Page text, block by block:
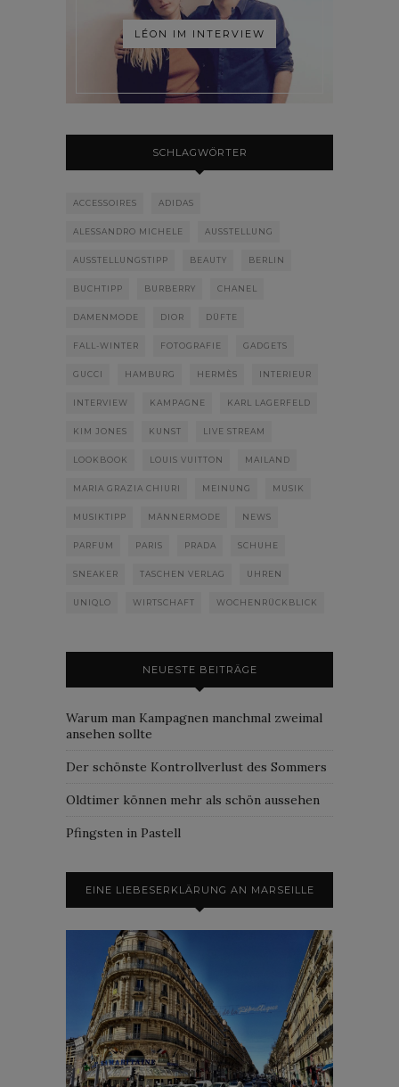
LÉON IM INTERVIEW
SCHLAGWÖRTER
ACCESSOIRES ADIDAS
ALESSANDRO MICHELE AUSSTELLUNG
AUSSTELLUNGSTIPP BEAUTY BERLIN
BUCHTIPP BURBERRY CHANEL
DAMENMODE DIOR DÜFTE
FALL-WINTER FOTOGRAFIE GADGETS
GUCCI HAMBURG HERMÈS INTERIEUR
INTERVIEW KAMPAGNE KARL LAGERFELD
KIM JONES KUNST LIVE STREAM
LOOKBOOK LOUIS VUITTON MAILAND
MARIA GRAZIA CHIURI MEINUNG MUSIK
MUSIKTIPP MÄNNERMODE NEWS
PARFUM PARIS PRADA SCHUHE
SNEAKER TASCHEN VERLAG UHREN
UNIQLO WIRTSCHAFT WOCHENRÜCKBLICK
NEUESTE BEITRÄGE
Warum man Kampagnen manchmal zweimal
ansehen sollte
Der schönste Kontrollverlust des Sommers
Oldtimer können mehr als schön aussehen
Pfingsten in Pastell
EINE LIEBESERKLÄRUNG AN MARSEILLE